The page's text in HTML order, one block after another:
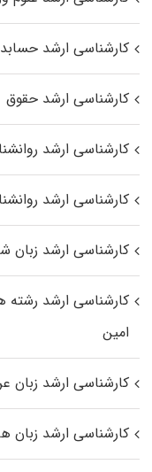
کارشناسی ارشد
کارشناسی ارشد حقوق
کارشناسی ارشد
کارشناسی ارشد
کارشناسی ارشد زبان
کارشناسی ارشد
اﻣﻴﻦ
کارشناسی ارشد زبان
کارشناسی ارشد زبان‌